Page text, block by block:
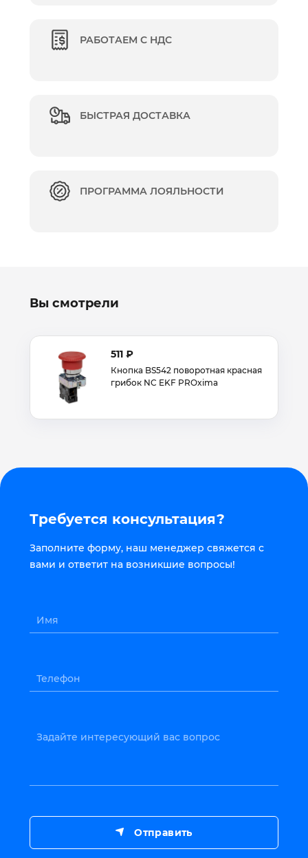
РАБОТАЕМ С НДС
БЫСТРАЯ ДОСТАВКА
ПРОГРАММА ЛОЯЛЬНОСТИ
Вы смотрели
511 ₽
Кнопка BS542 поворотная красная
грибок NC EKF PROxima
Требуется консультация?
Заполните форму, наш менеджер свяжется с
вами и ответит на возникшие вопросы!
Имя
Телефон
Задайте интересующий вас вопрос
Отправить